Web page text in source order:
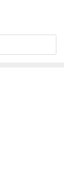
구성되어 있습
십 년 단위로 각
연 많은 한국 현
담았습니다. 중
람들의 삶을 현
사건처럼 한국